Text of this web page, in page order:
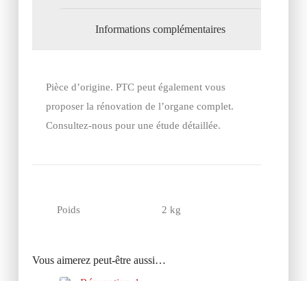
Informations complémentaires
Pièce d’origine. PTC peut également vous
proposer la rénovation de l’organe complet.
Consultez-nous pour une étude détaillée.
Poids 2 kg
Vous aimerez peut-être aussi…